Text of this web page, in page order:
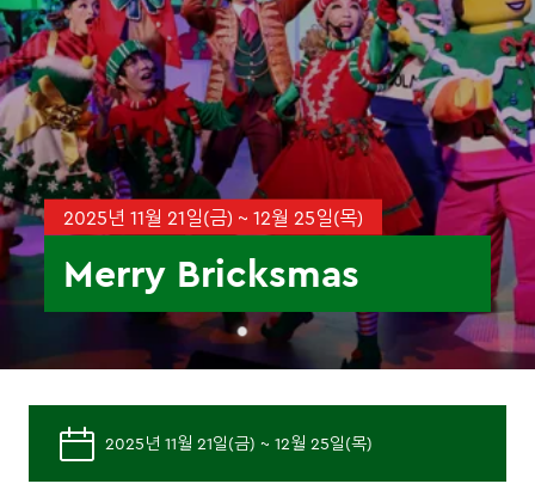
2025년 11월 21일(금) ~ 12월 25일(목)
Merry Bricksmas
2025년 11월 21일(금) ~ 12월 25일(목)